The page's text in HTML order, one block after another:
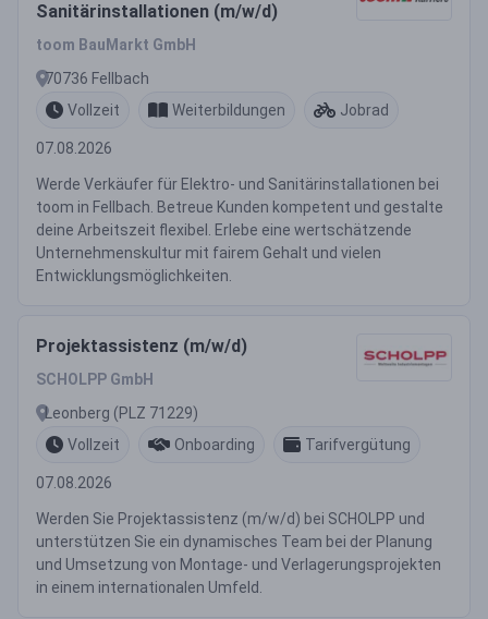
Sanitärinstallationen (m/w/d)
toom BauMarkt GmbH
70736 Fellbach
Vollzeit
Weiterbildungen Jobrad
07.08.2026
Werde Verkäufer für Elektro- und Sanitärinstallationen bei
toom in Fellbach. Betreue Kunden kompetent und gestalte
deine Arbeitszeit flexibel. Erlebe eine wertschätzende
Unternehmenskultur mit fairem Gehalt und vielen
Entwicklungsmöglichkeiten.
Projektassistenz (m/w/d)
SCHOLPP GmbH
Leonberg (PLZ 71229)
Vollzeit
Onboarding Tarifvergütung
07.08.2026
Werden Sie Projektassistenz (m/w/d) bei SCHOLPP und
unterstützen Sie ein dynamisches Team bei der Planung
und Umsetzung von Montage- und Verlagerungsprojekten
in einem internationalen Umfeld.